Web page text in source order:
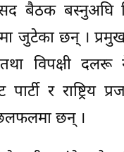
बैठक बस्नुअघि
जुटेका छन् । प्रमुख
विपक्षी दलरू
र राष्ट्रिय
छन् ।